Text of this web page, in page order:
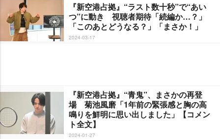
『新空港占拠』“ラスト数十秒”で“あい
つ”に動き 視聴者期待「続編か…？」
「このあとどうなる？」「まさか！」
2024-03-17
『新空港占拠』“青鬼”、まさかの再登
場 菊池風磨「1年前の緊張感と胸の高
鳴りを鮮明に思い出しました」【コメン
ト全文】
2024-01-27